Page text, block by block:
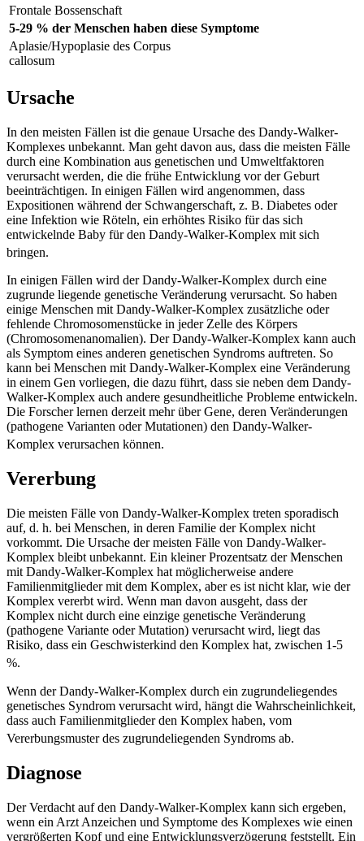
Frontale Bossenschaft
5-29 % der Menschen haben diese Symptome
Aplasie/Hypoplasie des Corpus
callosum
Ursache
In den meisten Fällen ist die genaue Ursache des Dandy-Walker-
Komplexes unbekannt. Man geht davon aus, dass die meisten Fälle
durch eine Kombination aus genetischen und Umweltfaktoren
verursacht werden, die die frühe Entwicklung vor der Geburt
beeinträchtigen. In einigen Fällen wird angenommen, dass
Expositionen während der Schwangerschaft, z. B. Diabetes oder
eine Infektion wie Röteln, ein erhöhtes Risiko für das sich
entwickelnde Baby für den Dandy-Walker-Komplex mit sich
bringen.
In einigen Fällen wird der Dandy-Walker-Komplex durch eine
zugrunde liegende genetische Veränderung verursacht. So haben
einige Menschen mit Dandy-Walker-Komplex zusätzliche oder
fehlende Chromosomenstücke in jeder Zelle des Körpers
(Chromosomenanomalien). Der Dandy-Walker-Komplex kann auch
als Symptom eines anderen genetischen Syndroms auftreten. So
kann bei Menschen mit Dandy-Walker-Komplex eine Veränderung
in einem Gen vorliegen, die dazu führt, dass sie neben dem Dandy-
Walker-Komplex auch andere gesundheitliche Probleme entwickeln.
Die Forscher lernen derzeit mehr über Gene, deren Veränderungen
(pathogene Varianten oder Mutationen) den Dandy-Walker-
Komplex verursachen können.
Vererbung
Die meisten Fälle von Dandy-Walker-Komplex treten sporadisch
auf, d. h. bei Menschen, in deren Familie der Komplex nicht
vorkommt. Die Ursache der meisten Fälle von Dandy-Walker-
Komplex bleibt unbekannt. Ein kleiner Prozentsatz der Menschen
mit Dandy-Walker-Komplex hat möglicherweise andere
Familienmitglieder mit dem Komplex, aber es ist nicht klar, wie der
Komplex vererbt wird. Wenn man davon ausgeht, dass der
Komplex nicht durch eine einzige genetische Veränderung
(pathogene Variante oder Mutation) verursacht wird, liegt das
Risiko, dass ein Geschwisterkind den Komplex hat, zwischen 1-5
%.
Wenn der Dandy-Walker-Komplex durch ein zugrundeliegendes
genetisches Syndrom verursacht wird, hängt die Wahrscheinlichkeit,
dass auch Familienmitglieder den Komplex haben, vom
Vererbungsmuster des zugrundeliegenden Syndroms ab.
Diagnose
Der Verdacht auf den Dandy-Walker-Komplex kann sich ergeben,
wenn ein Arzt Anzeichen und Symptome des Komplexes wie einen
vergrößerten Kopf und eine Entwicklungsverzögerung feststellt. Ein